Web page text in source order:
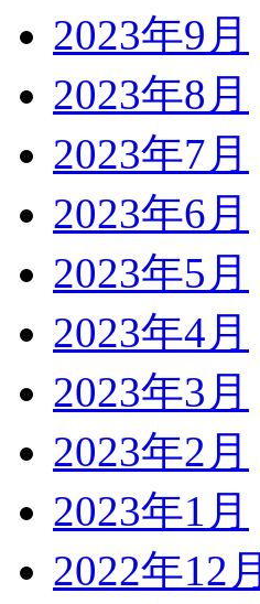
2023年9月
2023年8月
2023年7月
2023年6月
2023年5月
2023年4月
2023年3月
2023年2月
2023年1月
2022年12月